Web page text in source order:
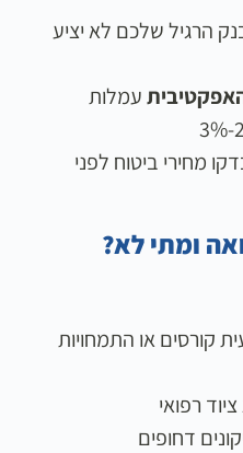
הרגיל שלכם לא יציע
עמלות
מחירי ביטוח לפני
ומתי לא?
קורסים או התמחויות
רפואי
דחופים